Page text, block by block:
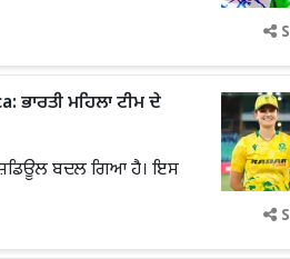
ਮਹਿਲਾ ਟੀਮ ਦੇ
ਸ਼ਡਿਊਲ ਬਦਲ ਗਿਆ ਹੈ। ਇਸ